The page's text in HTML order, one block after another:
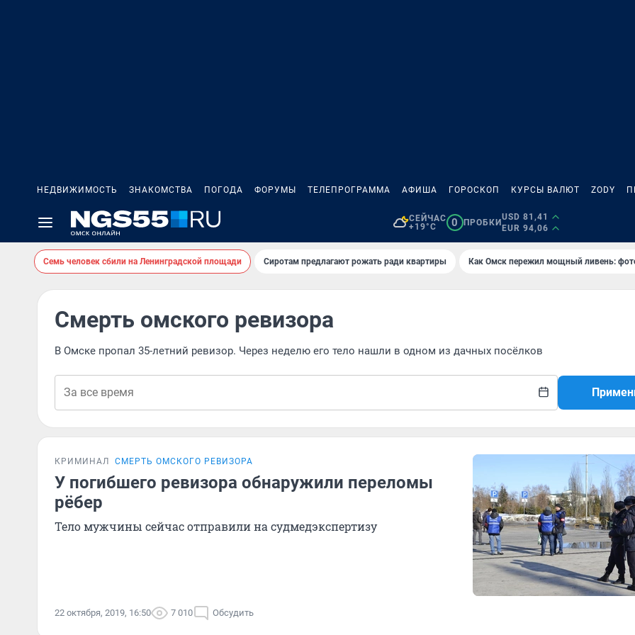
НЕДВИЖИМОСТЬ ЗНАКОМСТВА ПОГОДА ФОРУМЫ ТЕЛЕПРОГРАММА АФИША ГОРОСКОП КУРСЫ ВАЛЮТ ZODY
СЕЙЧАС
+19°C
0 ПРОБКИ
USD 81,41
EUR 94,06
Семь человек сбили на Ленинградской площади Сиротам предлагают рожать ради квартиры Как Омск пережил мощный ливень:
Смерть омского ревизора
В Омске пропал 35-летний ревизор. Через неделю его тело нашли в одном из дачных посёлков
КРИМИНАЛ СМЕРТЬ ОМСКОГО РЕВИЗОРА
У погибшего ревизора обнаружили переломы
рёбер
Тело мужчины сейчас отправили на судмедэкспертизу
22 октября, 2019, 16:50 7 010 Обсудить